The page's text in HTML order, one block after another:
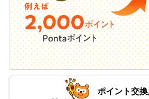
ポイント交